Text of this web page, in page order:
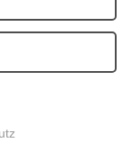
und
Lösungen, die
können Sie bei